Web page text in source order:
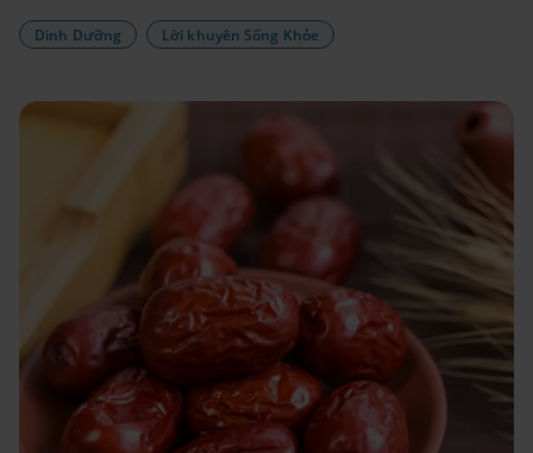
Dinh Dưỡng Lời khuyên Sống Khỏe